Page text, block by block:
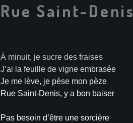
Rue Saint-Denis
À minuit, je sucre des fraises
J’ai la feuille de vigne embrasée
Je me lève, je pèse mon pèze
Rue Saint-Denis, y a bon baiser
Pas besoin d’être une sorcière